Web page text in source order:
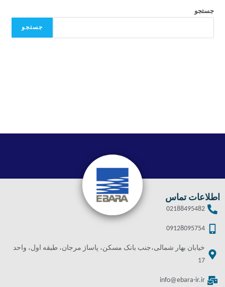
جستجو
جستجو
اطلاعات تماس
02188495482
09128095754
خیابان بهار شمالی،جنب بانک مسکن، پاساژ مرجان، طبقه اول، واحد
17
info@ebara-ir.ir